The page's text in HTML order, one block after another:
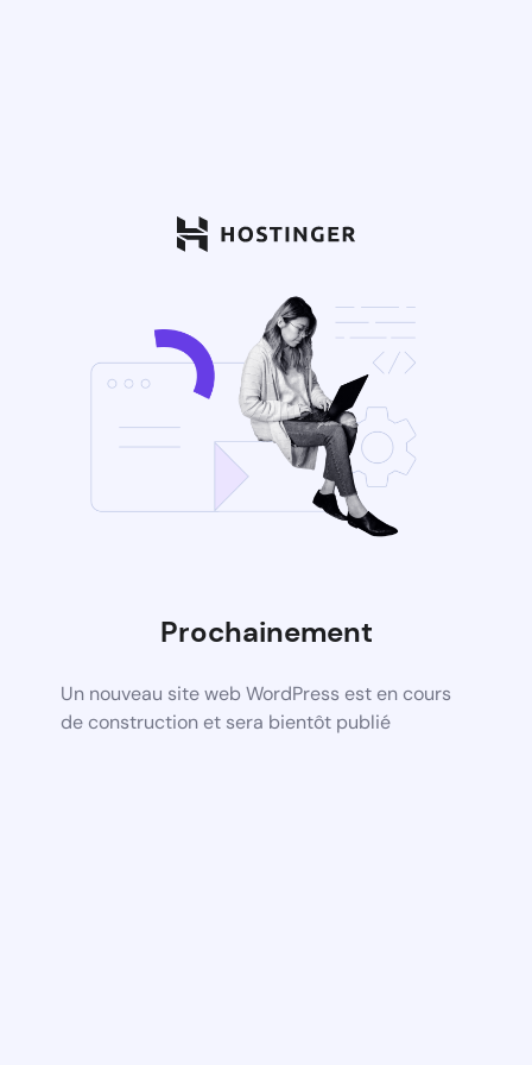
Prochainement
Un nouveau site web WordPress est en cours
de construction et sera bientôt publié